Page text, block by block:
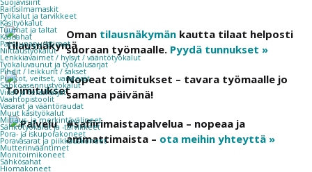
Suojavisiirit
Raitisilmamaskit
Työkalut ja tarvikkeet
Käsityökalut
Tuurnat ja taltat
Käsisahat
Patruunapuristimet
Niittaustyökalut
Lenkkiavaimet / hylsyt / vääntötyökalut
Työkaluvaunut ja työkalusarjat
Pihdit / leikkurit / sakset
Puukot, veitset, varaterät
Sähköasennustyökalut
Viilat ja teräsharjat
Vaahtopistoolit
Vasarat ja vääntöraudat
Muut käsityökalut
Mittaus- ja merkintävälineet
Sähkötyökalut ja -tarvikkeet
Pora- ja iskuporakoneet
Poravasarat ja piikkauskoneet
Mutterinvääntimet
Monitoimikoneet
Sähkösahat
Hiomakoneet
Oman tilausnäkymän kautta tilaat helposti
suoraan työmaalle. Pyydä tunnukset »
Nopeat toimitukset – tavara työmaalle jo
samana päivänä!
#safiirimaistapalvelua – nopeaa ja
ammattimaista – ota meihin yhteyttä »